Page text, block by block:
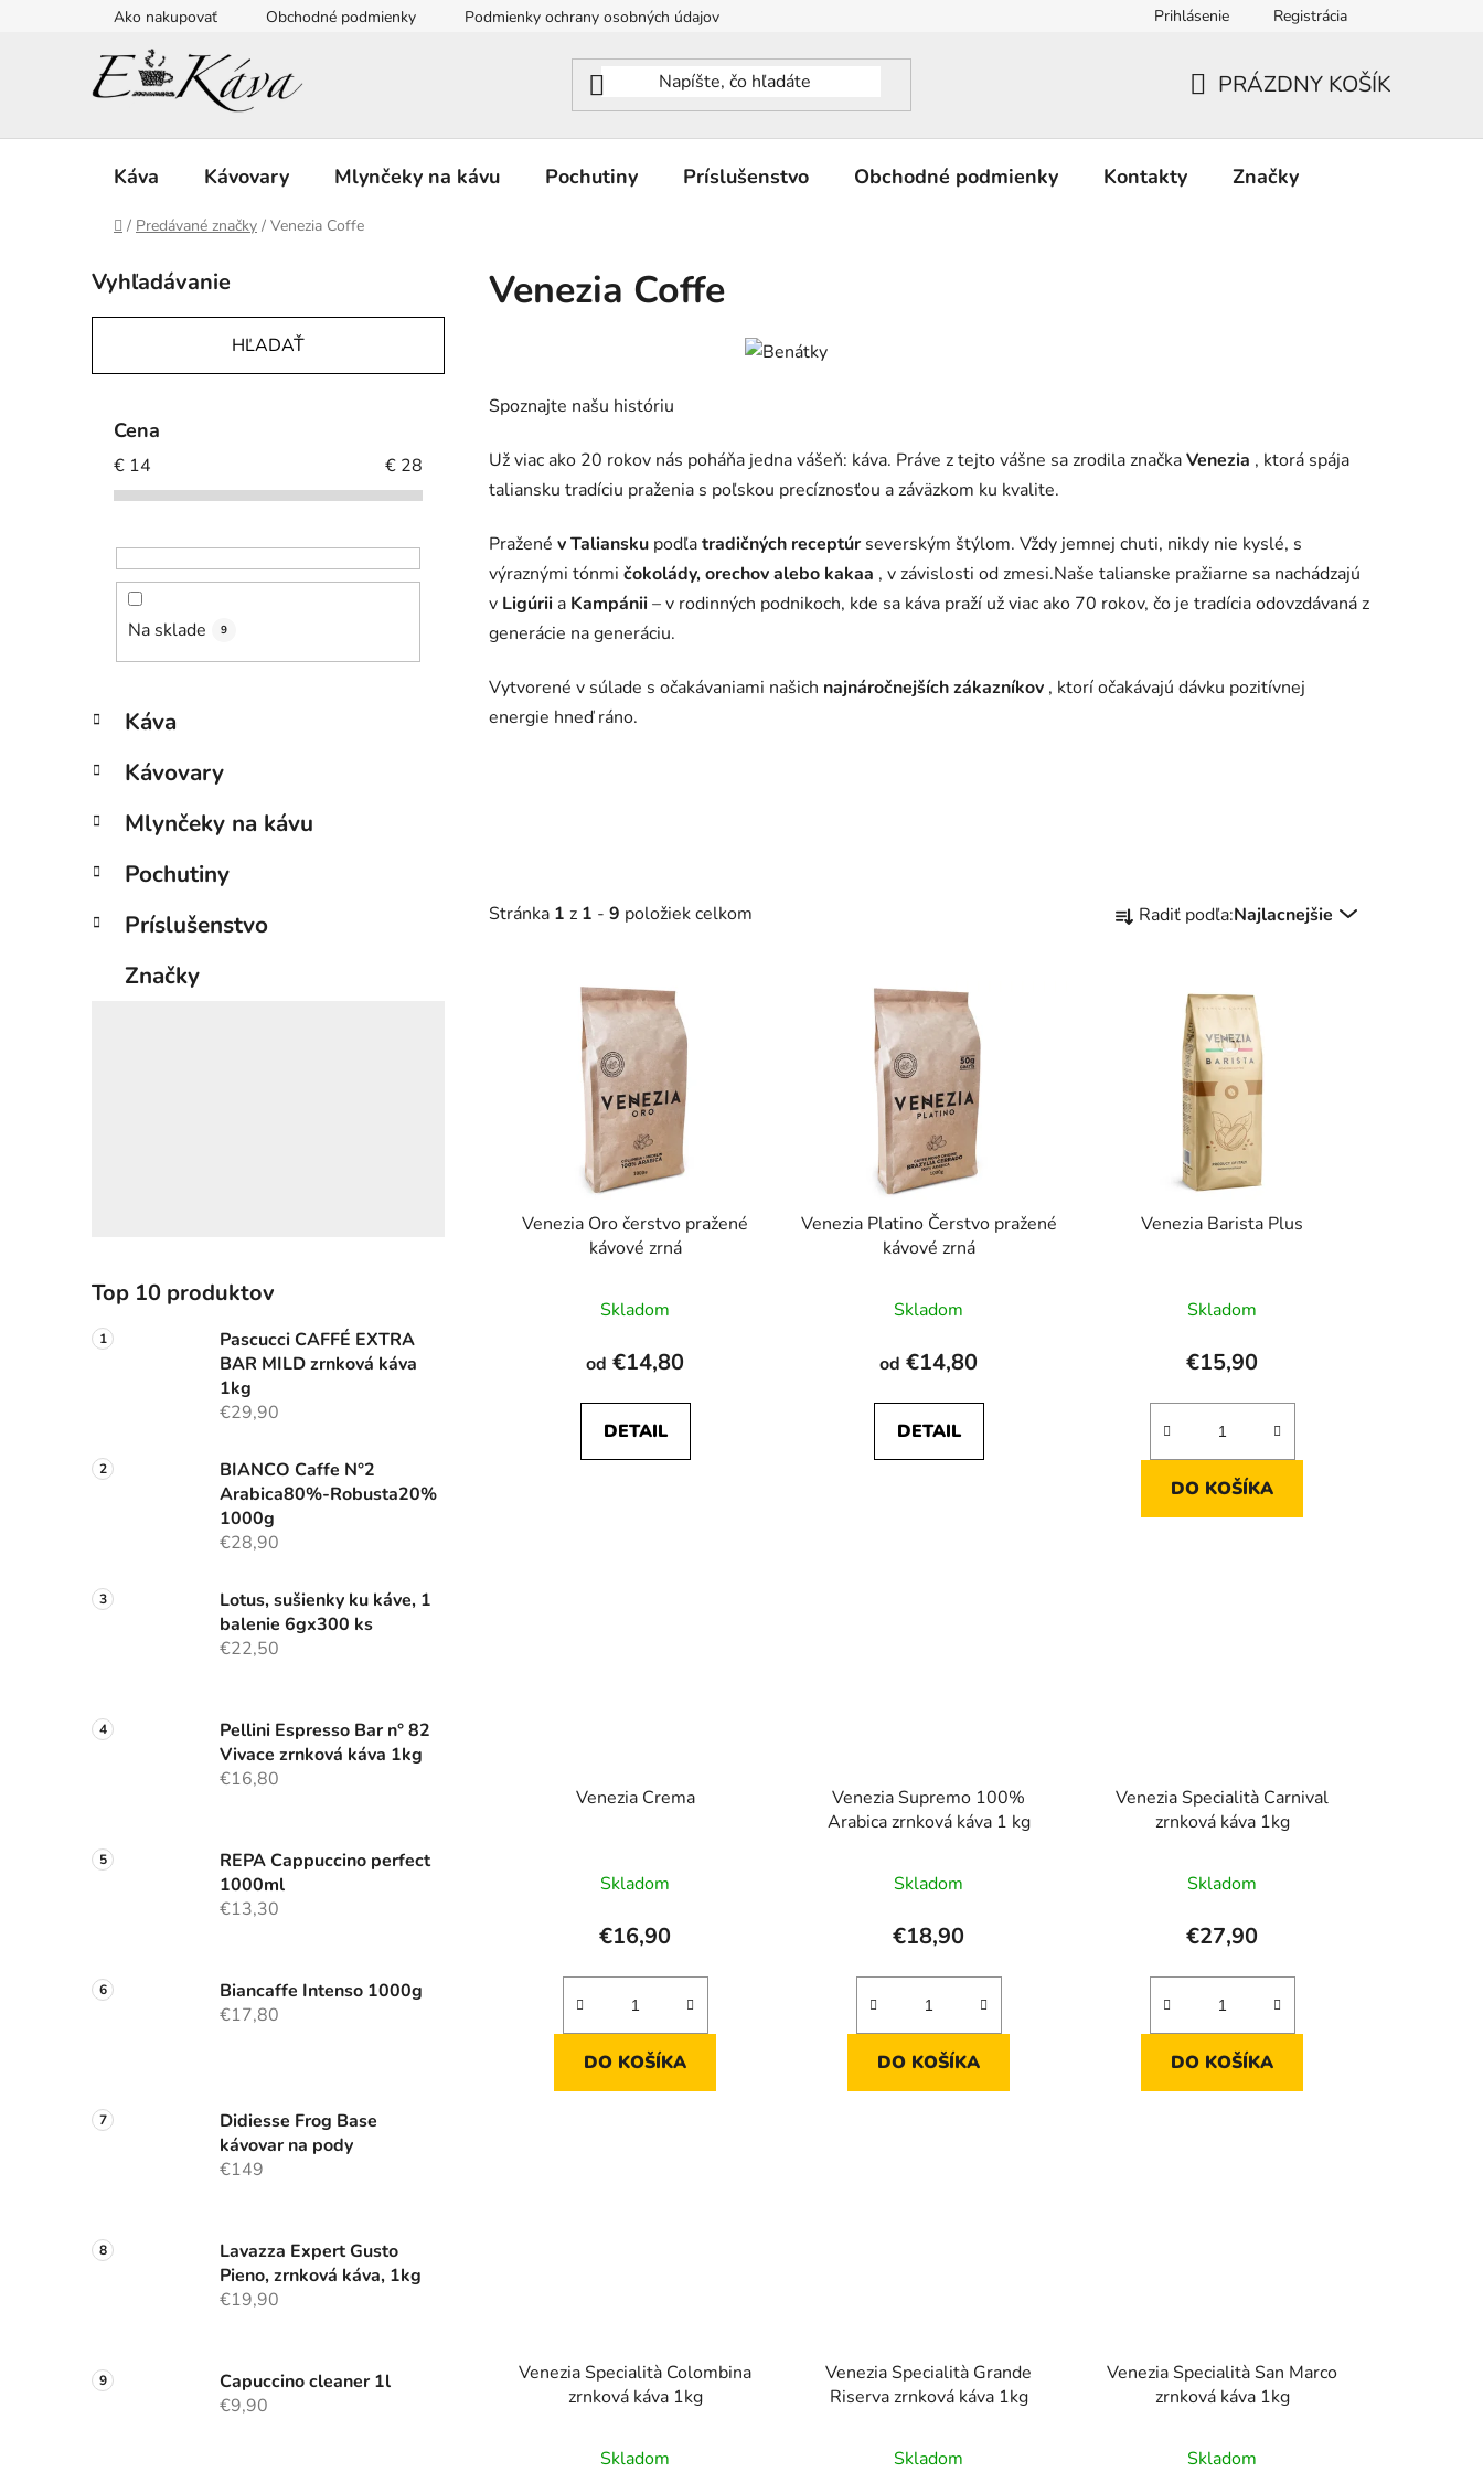
Ako nakupovať Obchodné podmienky Podmienky ochrany osobných údajov Prihlásenie Registrácia
KOŠÍK
PRÁZDNY KOŠÍK
Káva Kávovary Mlynčeky na kávu Pochutiny Príslušenstvo Obchodné podmienky Kontakty Značky
Domov
/ Predávané značky / Venezia Coffe
o
č
ý
Vyhľadávanie
HĽADAŤ
Cena
€ 14 € 28
Na sklade 9
Preskočiť
kategórie
K
a
e
ó
i
Káva
Kávovary
Mlynčeky na kávu
Pochutiny
Príslušenstvo
Značky
Top 10 produktov
Pascucci CAFFÉ EXTRA
BAR MILD zrnková káva
1kg
€29,90
BIANCO Caffe N°2
Arabica80%-Robusta20%
1000g
€28,90
Lotus, sušienky ku káve, 1
balenie 6gx300 ks
€22,50
Pellini Espresso Bar n° 82
Vivace zrnková káva 1kg
€16,80
REPA Cappuccino perfect
1000ml
€13,30
Biancaffe Intenso 1000g
€17,80
Didiesse Frog Base
kávovar na pody
€149
Lavazza Expert Gusto
Pieno, zrnková káva, 1kg
€19,90
Capuccino cleaner 1l
€9,90
Venezia Coffe
Spoznajte našu históriu
Už viac ako 20 rokov nás poháňa jedna vášeň: káva. Práve z tejto vášne sa zrodila značkaVenezia , ktorá spája
taliansku tradíciu praženia s poľskou precíznosťou a záväzkom ku kvalite.
Pražené v Taliansku podľatradičných receptúr severským štýlom. Vždy jemnej chuti, nikdy nie kyslé, s
výraznými tónmi čokolády, orechov alebo kakaa , v závislosti od zmesi.Naše talianske pražiarne sa nachádzajú
v Ligúrii a Kampánii– v rodinných podnikoch, kde sa káva praží už viac ako 70 rokov, čo je tradícia odovzdávaná z
generácie na generáciu.
Vytvorené v súlade s očakávaniami našich najnáročnejších zákazníkov , ktorí očakávajú dávku pozitívnej
energie hneď ráno.
Stránka 1 z 1 - 9 položiek celkom
a Radiť podľa:Najlacnejšie
Venezia Oro čerstvo pražené
kávové zrná
Skladom
od €14,80
DETAIL
Venezia Platino Čerstvo pražené
kávové zrná
Skladom
od €14,80
DETAIL
Venezia Barista Plus
Skladom
€15,90
DO KOŠÍKA
Venezia Crema
Skladom
€16,90
DO KOŠÍKA
Venezia Supremo 100%
Arabica zrnková káva 1 kg
Skladom
€18,90
DO KOŠÍKA
Venezia Specialità Carnival
zrnková káva 1kg
Skladom
€27,90
DO KOŠÍKA
Venezia Specialità Colombina
zrnková káva 1kg
Skladom
Venezia Specialità Grande
Riserva zrnková káva 1kg
Skladom
Venezia Specialità San Marco
zrnková káva 1kg
Skladom